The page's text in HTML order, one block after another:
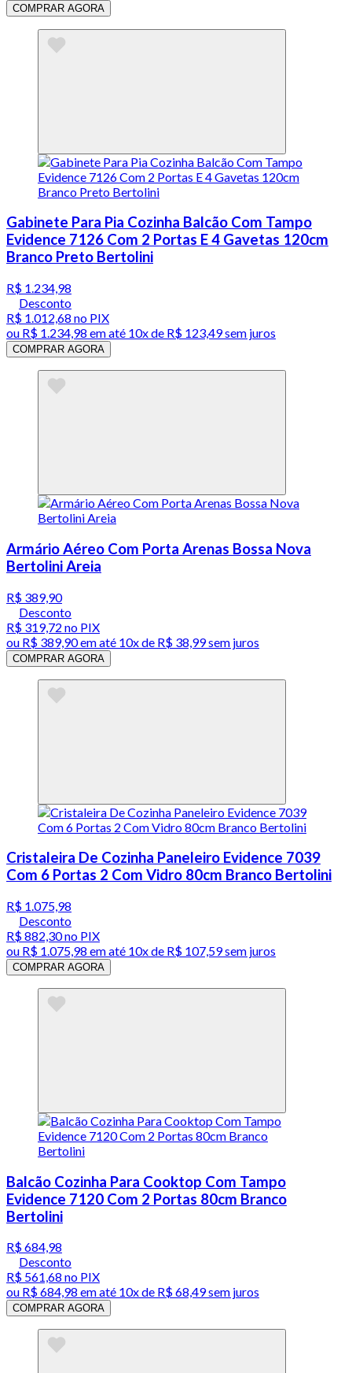
COMPRAR AGORA
Gabinete Para Pia Cozinha Balcão Com Tampo
Evidence 7126 Com 2 Portas E 4 Gavetas 120cm
Branco Preto Bertolini
R$ 1.234,98
Desconto
R$ 1.012,68 no PIX
ou R$ 1.234,98 em até 10x de R$ 123,49 sem juros
COMPRAR AGORA
Armário Aéreo Com Porta Arenas Bossa Nova
Bertolini Areia
R$ 389,90
Desconto
R$ 319,72 no PIX
ou R$ 389,90em até 10x de R$ 38,99 sem juros
COMPRAR AGORA
Cristaleira De Cozinha Paneleiro Evidence 7039
Com 6 Portas 2 Com Vidro 80cm Branco Bertolini
R$ 1.075,98
Desconto
R$ 882,30no PIX
ou R$ 1.075,98 em até 10x de R$ 107,59 sem juros
COMPRAR AGORA
Balcão Cozinha Para Cooktop Com Tampo
Evidence 7120 Com 2 Portas 80cm Branco
Bertolini
R$ 684,98
Desconto
R$ 561,68 no PIX
ou R$ 684,98 em até 10x de R$ 68,49 sem juros
COMPRAR AGORA